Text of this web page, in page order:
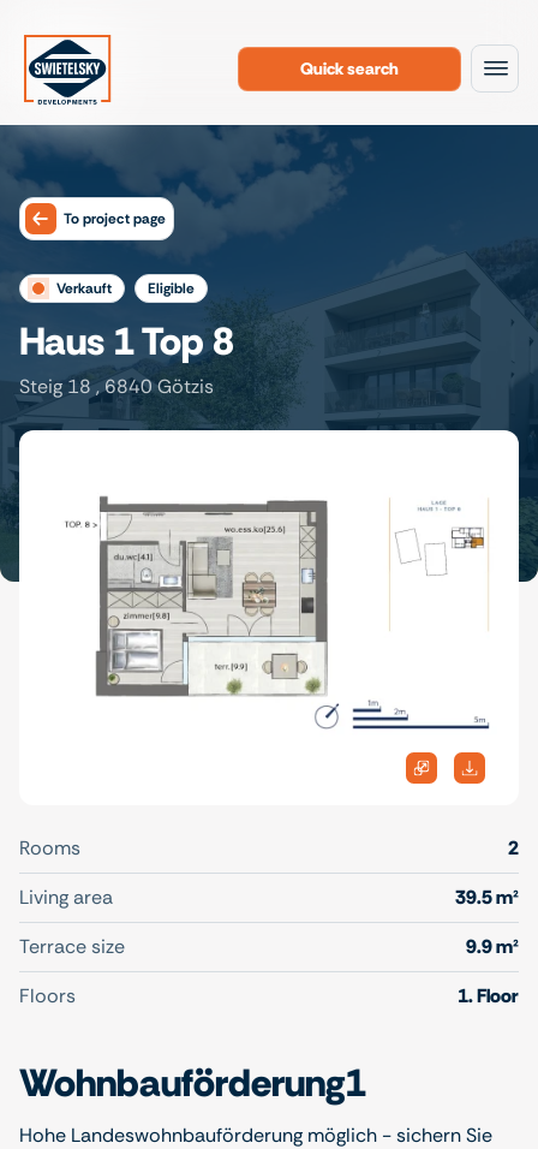
To the content Quick search
To project page
verkauft eligible
Haus 1 Top 8
Steig 18 , 6840 Götzis
Rooms
2
Living area
39.5 m²
Terrace size
9.9 m²
Floors
1. Floor
Wohnbauförderung1
Hohe Landeswohnbauförderung möglich - sichern Sie